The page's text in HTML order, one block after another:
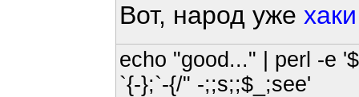
Вот, народ уже
echo "good..." | perl -e
`{-};`-{/" -;;s;;$_;see'